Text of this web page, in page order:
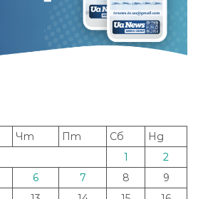
Чт Пт Сб
Нд
1
2
6 7 8
9